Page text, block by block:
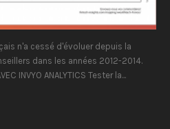
n'a cessé d'évoluer depuis la
dans les années 2012-2014.
INVYO ANALYTICS Tester la...